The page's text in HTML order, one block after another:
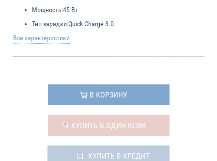
Мощность:45 Вт
Тип зарядки:Quick Charge 3.0
Все характеристики
В КОРЗИНУ
КУПИТЬ В ОДИН КЛИК
КУПИТЬ В КРЕДИТ